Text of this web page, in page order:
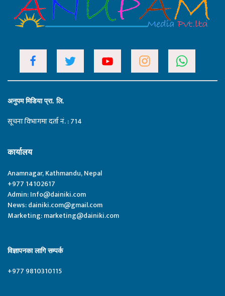
अनुपम मिडिया प्रा. लि.
सूचना विभागमा दर्ता नं. : 714
कार्यालय
Anamnagar, Kathmandu, Nepal
+977 14102617
Admin:Info@dainiki.com
News:dainiki.com@gmail.com
Marketing:marketing@dainiki.com
विज्ञापनका लागि सम्पर्क
+977 9810310115